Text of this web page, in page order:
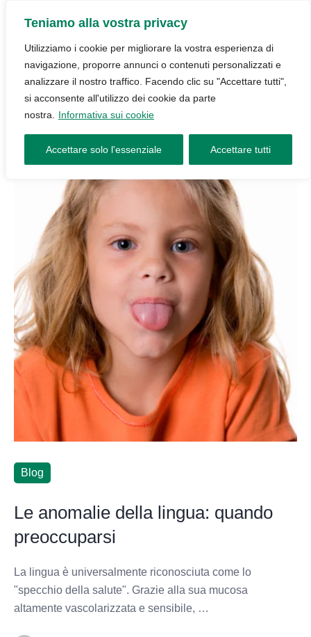
Teniamo alla vostra privacy
Utilizziamo i cookie per migliorare la vostra esperienza di
navigazione, proporre annunci o contenuti personalizzati e
analizzare il nostro traffico. Facendo clic su "Accettare tutti",
si acconsente all'utilizzo dei cookie da parte
nostra.
Informativa sui cookie
Accettare solo l'essenziale Accettare tutti
Blog
Le anomalie della lingua: quando
preoccuparsi
La lingua è universalmente riconosciuta come lo
"specchio della salute". Grazie alla sua mucosa
altamente vascolarizzata e sensibile, …